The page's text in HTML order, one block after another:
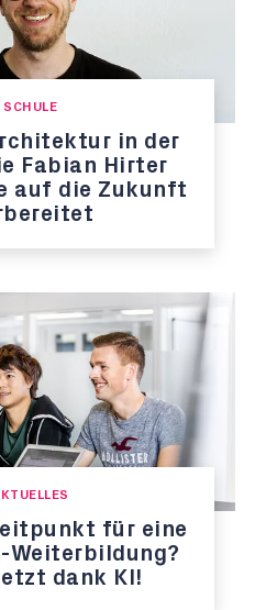
SCHULE
in der
Fabian Hirter
auf die Zukunft
für eine
Weiterbildung?
dank KI!